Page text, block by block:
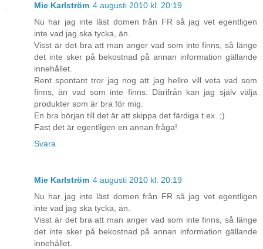
Mie Karlström 4 augusti 2010 kl. 20:19
Nu har jag inte läst domen från FR så jag vet egentligen
inte vad jag ska tycka, än.
Visst är det bra att man anger vad som inte finns, så länge
det inte sker på bekostnad på annan information gällande
innehållet.
Rent spontant tror jag nog att jag hellre vill veta vad som
finns, än vad som inte finns. Därifrån kan jag själv välja
produkter som är bra för mig.
En bra början till det är att skippa det färdiga t.ex. ;)
Fast det är egentligen en annan fråga!
Svara
Mie Karlström 4 augusti 2010 kl. 20:19
Nu har jag inte läst domen från FR så jag vet egentligen
inte vad jag ska tycka, än.
Visst är det bra att man anger vad som inte finns, så länge
det inte sker på bekostnad på annan information gällande
innehållet.